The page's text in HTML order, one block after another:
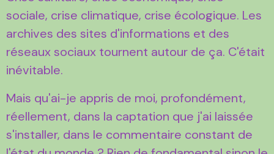
sociale, crise climatique, crise écologique. Les
archives des sites d'informations et des
réseaux sociaux tournent autour de ça. C'était
inévitable.
Mais qu'ai-je appris de moi, profondément,
réellement, dans la captation que j'ai laissée
s'installer, dans le commentaire constant de